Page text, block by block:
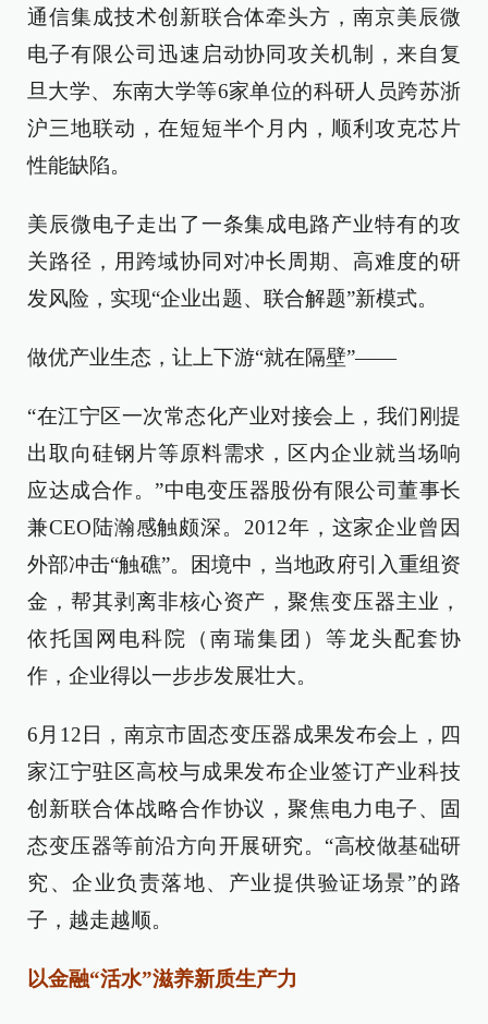
通信集成技术创新联合体牵头方，南京美辰微
电子有限公司迅速启动协同攻关机制，来自复
旦大学、东南大学等6家单位的科研人员跨苏浙
沪三地联动，在短短半个月内，顺利攻克芯片
性能缺陷。
美辰微电子走出了一条集成电路产业特有的攻
关路径，用跨域协同对冲长周期、高难度的研
发风险，实现“企业出题、联合解题”新模式。
做优产业生态，让上下游“就在隔壁”——
“在江宁区一次常态化产业对接会上，我们刚提
出取向硅钢片等原料需求，区内企业就当场响
应达成合作。”中电变压器股份有限公司董事长
兼CEO陆瀚感触颇深。2012年，这家企业曾因
外部冲击“触礁”。困境中，当地政府引入重组资
金，帮其剥离非核心资产，聚焦变压器主业，
依托国网电科院（南瑞集团）等龙头配套协
作，企业得以一步步发展壮大。
6月12日，南京市固态变压器成果发布会上，四
家江宁驻区高校与成果发布企业签订产业科技
创新联合体战略合作协议，聚焦电力电子、固
态变压器等前沿方向开展研究。“高校做基础研
究、企业负责落地、产业提供验证场景”的路
子，越走越顺。
以金融“活水”滋养新质生产力